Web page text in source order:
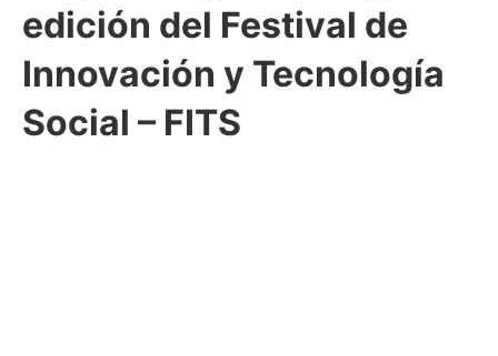
edición del Festival de
Innovación y Tecnología
Social – FITS